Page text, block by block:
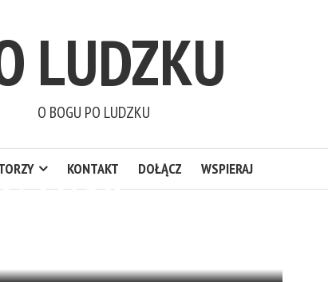
LUDZKU
O BOGU PO LUDZKU
KONTAKT DOŁĄCZ WSPIERAJ
MARII